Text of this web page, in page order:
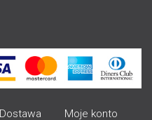
Dostawa Moje konto